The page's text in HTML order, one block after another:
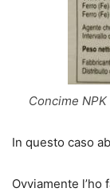
Concime
In questo caso
Ovviamente